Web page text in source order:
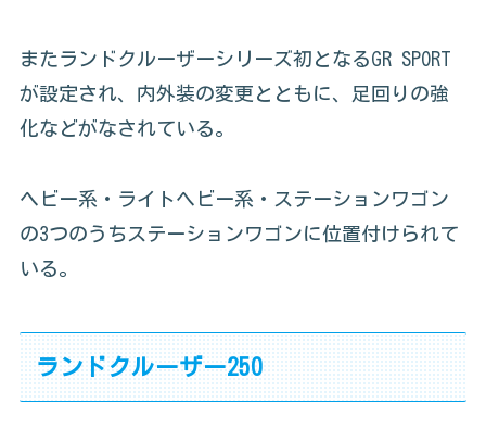
またランドクルーザーシリーズ初となるGR SPORT
が設定され、内外装の変更とともに、足回りの強
化などがなされている。
ヘビー系・ライトヘビー系・ステーションワゴン
の3つのうちステーションワゴンに位置付けられて
いる。
ランドクルーザー250